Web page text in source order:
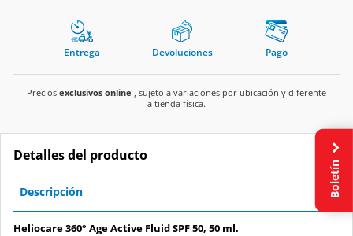
Entrega Devoluciones Pago
Precios exclusivos online , sujeto a variaciones por ubicación y diferente
a tienda física.
Detalles del producto
Descripción
Heliocare 360° Age Active Fluid SPF 50, 50 ml.
Boletín